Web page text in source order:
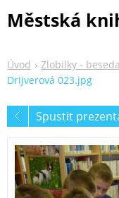
Městská
Úvod Zlobilky -
Drijverová 023.jpg
Spustit